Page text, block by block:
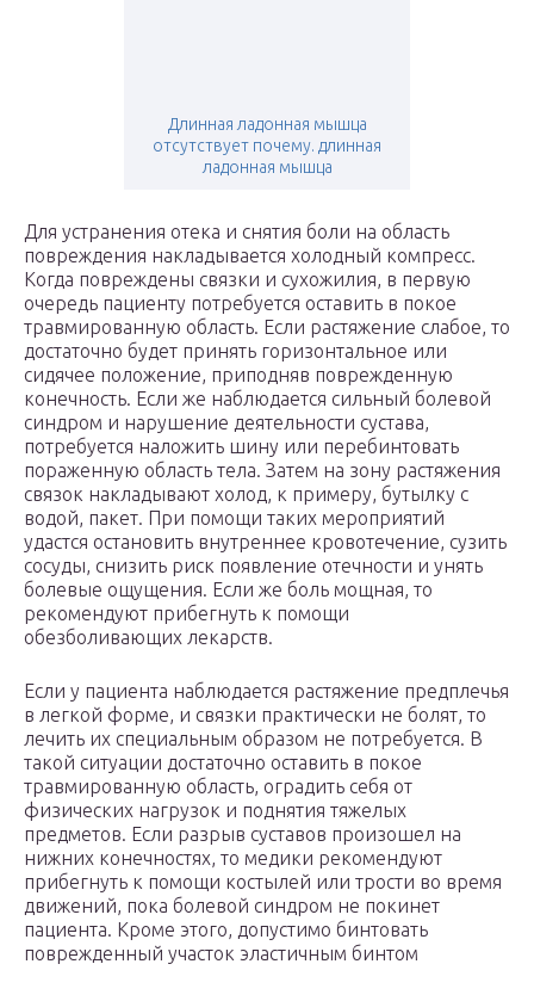
Длинная ладонная мышца
отсутствует почему. длинная
ладонная мышца
Для устранения отека и снятия боли на область
повреждения накладывается холодный компресс.
Когда повреждены связки и сухожилия, в первую
очередь пациенту потребуется оставить в покое
травмированную область. Если растяжение слабое, то
достаточно будет принять горизонтальное или
сидячее положение, приподняв поврежденную
конечность. Если же наблюдается сильный болевой
синдром и нарушение деятельности сустава,
потребуется наложить шину или перебинтовать
пораженную область тела. Затем на зону растяжения
связок накладывают холод, к примеру, бутылку с
водой, пакет. При помощи таких мероприятий
удастся остановить внутреннее кровотечение, сузить
сосуды, снизить риск появление отечности и унять
болевые ощущения. Если же боль мощная, то
рекомендуют прибегнуть к помощи
обезболивающих лекарств.
Если у пациента наблюдается растяжение предплечья
в легкой форме, и связки практически не болят, то
лечить их специальным образом не потребуется. В
такой ситуации достаточно оставить в покое
травмированную область, оградить себя от
физических нагрузок и поднятия тяжелых
предметов. Если разрыв суставов произошел на
нижних конечностях, то медики рекомендуют
прибегнуть к помощи костылей или трости во время
движений, пока болевой синдром не покинет
пациента. Кроме этого, допустимо бинтовать
поврежденный участок эластичным бинтом